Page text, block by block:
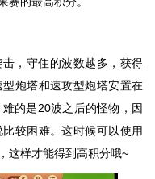
，守住的波数越多，获得
炮塔和速攻型炮塔安置在
的是20波之后的怪物，因
较困难。这时候可以使用
这样才能得到高积分哦~